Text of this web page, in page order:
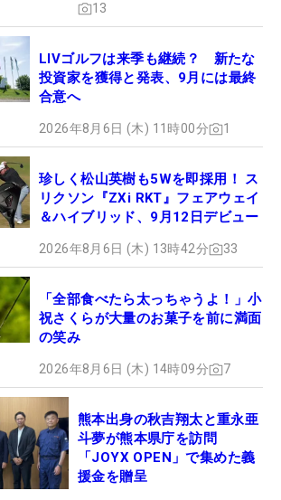
13
LIVゴルフは来季も継続？ 新たな
投資家を獲得と発表、9月には最終
合意へ
2026年8月6日 (木) 11時00分 1
珍しく松山英樹も5Wを即採用！ ス
リクソン『ZXi RKT』フェアウェイ
＆ハイブリッド、9月12日デビュー
2026年8月6日 (木) 13時42分 33
「全部食べたら太っちゃうよ！」小
祝さくらが大量のお菓子を前に満面
の笑み
2026年8月6日 (木) 14時09分 7
熊本出身の秋吉翔太と重永亜
斗夢が熊本県庁を訪問
「JOYX OPEN」で集めた義
援金を贈呈